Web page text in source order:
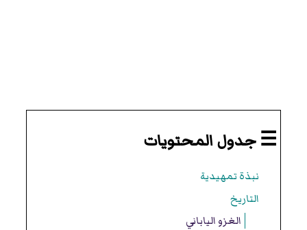
☰ جدول المحتويات
نبذة تمهيدية
التاريخ
الغزو الياباني